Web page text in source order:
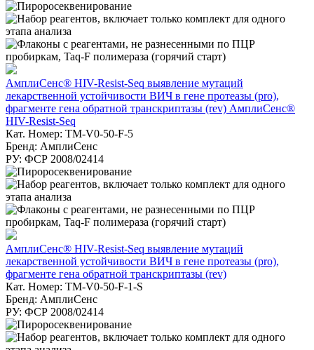
АмплиСенс® HIV-Resist-Seq выявление мутаций
лекарственной устойчивости ВИЧ в гене протеазы (pro),
фрагменте гена обратной транскриптазы (rev) АмплиСенс®
HIV-Resist-Seq
Кат. Номер: TM-V0-50-F-5
Бренд: АмплиСенс
РУ: ФСР 2008/02414
АмплиСенс® HIV-Resist-Seq выявление мутаций
лекарственной устойчивости ВИЧ в гене протеазы (pro),
фрагменте гена обратной транскриптазы (rev)
Кат. Номер: TM-V0-50-F-1-S
Бренд: АмплиСенс
РУ: ФСР 2008/02414